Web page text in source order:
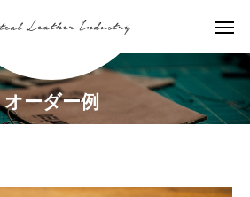
オーダー例